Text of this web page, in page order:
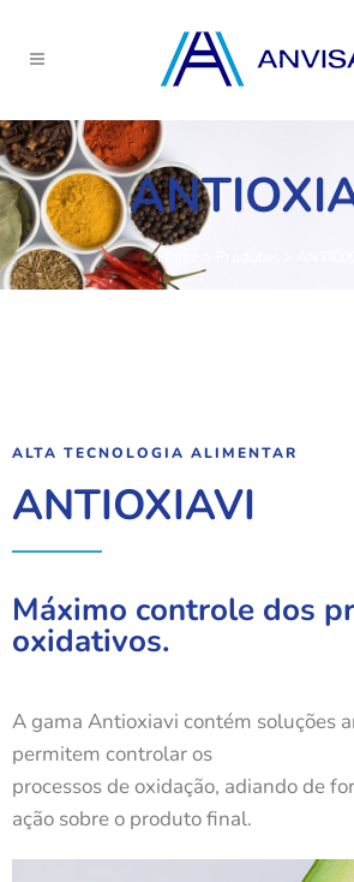
Home
ALTA TECNOLOGIA ALIMENTAR
ANTIOXIAVI
Máximo controle dos
oxidativos.
A gama Antioxiavi contém soluções
permitem controlar os
processos de oxidação, adiando de
ação sobre o produto final.